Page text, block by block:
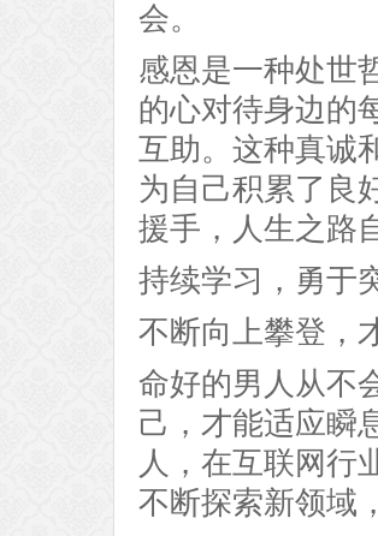
会。
感恩是一种处世
的心对待身边的
互助。这种真诚
为自己积累了良
援手，人生之路
持续学习，勇于
不断向上攀登，
命好的男人从不
己，才能适应瞬
人，在互联网行
不断探索新领域